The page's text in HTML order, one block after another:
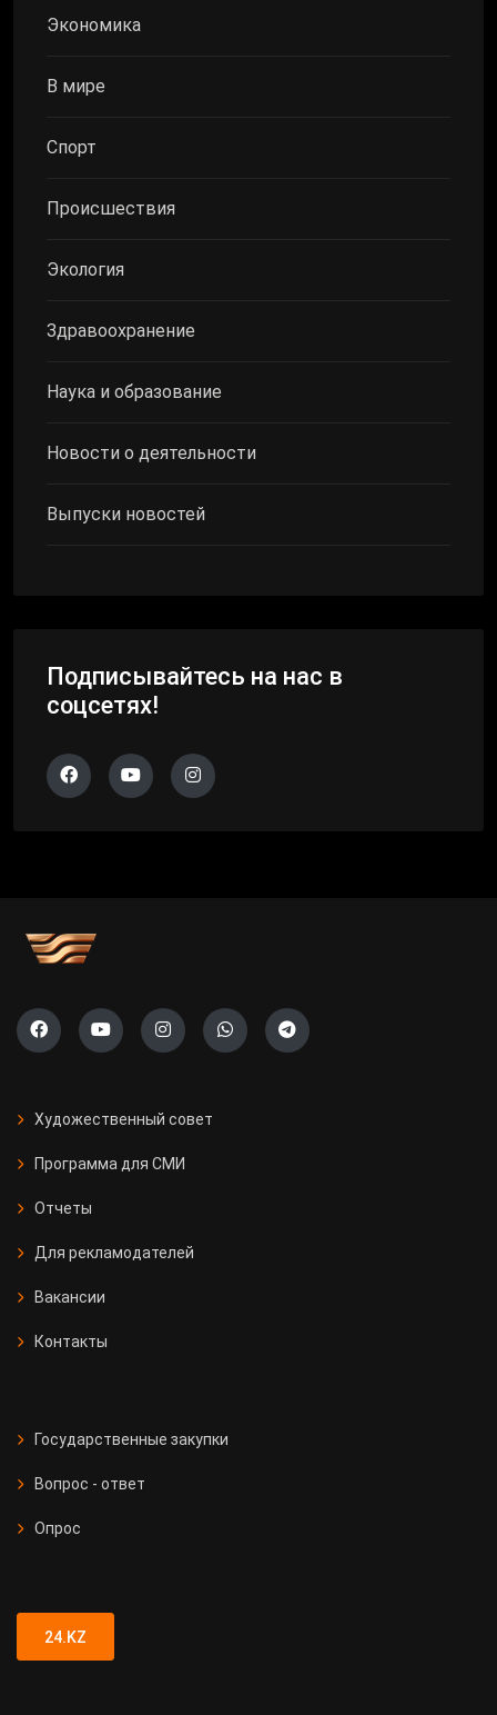
Экономика
В мире
Спорт
Происшествия
Экология
Здравоохранение
Наука и образование
Новости о деятельности
Выпуски новостей
Подписывайтесь на нас в
соцсетях!
Художественный совет
Программа для СМИ
Отчеты
Для рекламодателей
Вакансии
Контакты
Государственные закупки
Вопрос - ответ
Опрос
24.KZ